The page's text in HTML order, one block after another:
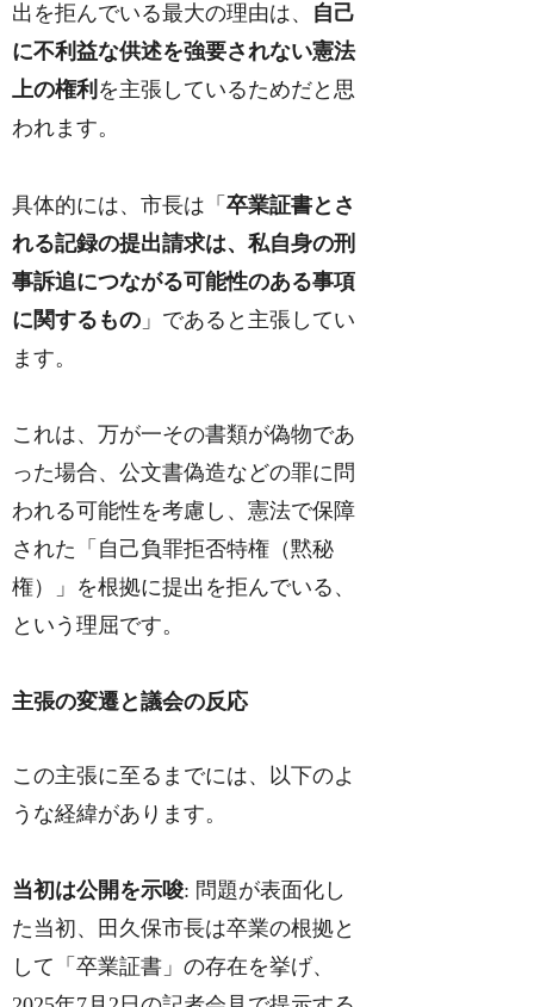
出を拒んでいる最大の理由は、 自己
に不利益な供述を強要されない憲法
上の権利 を主張しているためだと思
われます。
具体的には、市長は「卒業証書とさ
れる記録の提出請求は、私自身の刑
事訴追につながる可能性のある事項
に関するもの 」であると主張してい
ます。
これは、万が一その書類が偽物であ
った場合、公文書偽造などの罪に問
われる可能性を考慮し、憲法で保障
された「自己負罪拒否特権（黙秘
権）」を根拠に提出を拒んでいる、
という理屈です。
主張の変遷と議会の反応
この主張に至るまでには、以下のよ
うな経緯があります。
当初は公開を示唆: 問題が表面化し
た当初、田久保市長は卒業の根拠と
して「卒業証書」の存在を挙げ、